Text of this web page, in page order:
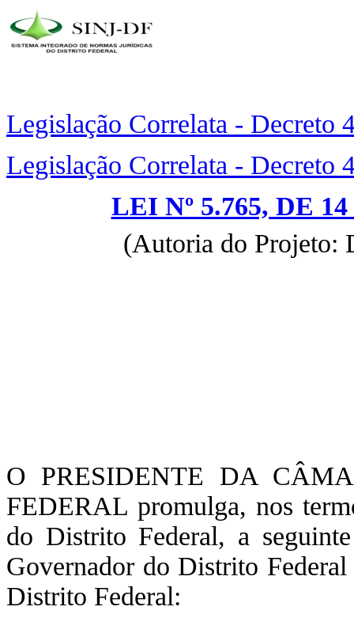
Legislação Correlata - Decreto
Legislação Correlata - Decreto
LEI Nº 5.765, DE
(Autoria do Projeto:
O PRESIDENTE DA
FEDERAL promulga, nos
do Distrito Federal, a
Governador do Distrito
Distrito Federal: